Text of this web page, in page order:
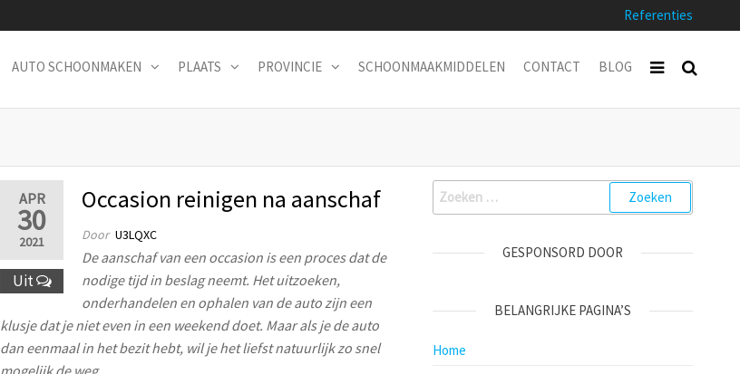
Referenties
AUTO SCHOONMAKEN PLAATS PROVINCIE SCHOONMAAKMIDDELEN CONTACT BLOG
APR
30
2021
Uit
Occasion reinigen na aanschaf
Door U3LQXC
De aanschaf van een occasion is een proces dat de
nodige tijd in beslag neemt. Het uitzoeken,
onderhandelen en ophalen van de auto zijn een
klusje dat je niet even in een weekend doet. Maar als je de auto
dan eenmaal in het bezit hebt, wil je het liefst natuurlijk zo snel
mogelijk de weg…
Zoeken
naar:
GESPONSORD DOOR
BELANGRIJKE PAGINA’S
Home